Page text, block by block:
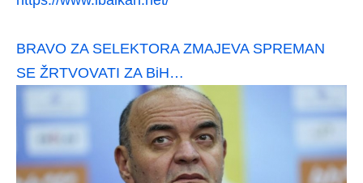
BRAVO ZA SELEKTORA ZMAJEVA SPREMAN
SE ŽRTVOVATI ZA BiH…